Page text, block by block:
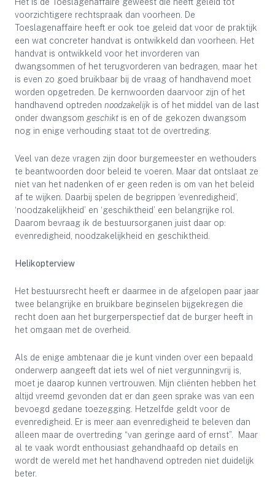
voorzichtigere rechtspraak dan voorheen. De
Toeslagenaffaire heeft er ook toe geleid dat voor de praktijk
een wat concreter handvat is ontwikkeld dan voorheen. Het
handvat is ontwikkeld voor het invorderen van
dwangsommen of het terugvorderen van bedragen, maar het
is even zo goed bruikbaar bij de vraag of handhavend moet
worden opgetreden. De kernwoorden daarvoor zijn of het
handhavend optreden noodzakelijk is of het middel van de last
onder dwangsom geschikt is en of de gekozen dwangsom
nog in enige verhouding staat tot de overtreding.
Veel van deze vragen zijn door burgemeester en wethouders
te beantwoorden door beleid te voeren. Maar dat ontslaat ze
niet van het nadenken of er geen reden is om van het beleid
af te wijken. Daarbij spelen de begrippen ‘evenredigheid’,
‘noodzakelijkheid’ en ‘geschiktheid’ een belangrijke rol.
Daarom bevraag ik de bestuursorganen juist daar op:
evenredigheid, noodzakelijkheid en geschiktheid.
Helikopterview
Het bestuursrecht heeft er daarmee in de afgelopen paar jaar
twee belangrijke en bruikbare beginselen bijgekregen die
recht doen aan het burgerperspectief dat de burger heeft in
het omgaan met de overheid.
Als de enige ambtenaar die je kunt vinden over een bepaald
onderwerp aangeeft dat iets wel of niet vergunningvrij is,
moet je daarop kunnen vertrouwen. Mijn cliënten hebben het
altijd vreemd gevonden dat er dan geen sprake was van een
bevoegd gedane toezegging. Hetzelfde geldt voor de
evenredigheid. Er is meer aan evenredigheid te beleven dan
alleen maar de overtreding “van geringe aard of ernst”. Maar
al te vaak wordt enthousiast gehandhaafd op details en
wordt de wereld met het handhavend optreden niet duidelijk
beter.